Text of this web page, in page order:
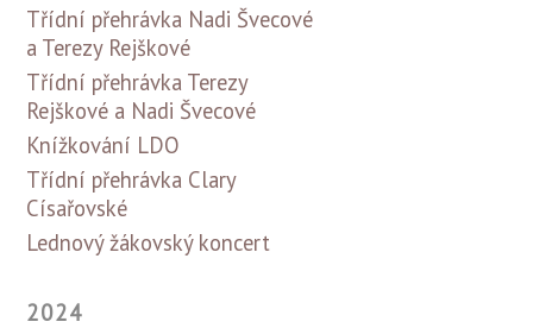
Třídní přehrávka Nadi Švecové
a Terezy Rejškové
Třídní přehrávka Terezy
Rejškové a Nadi Švecové
Knížkování LDO
Třídní přehrávka Clary
Císařovské
Lednový žákovský koncert
2024